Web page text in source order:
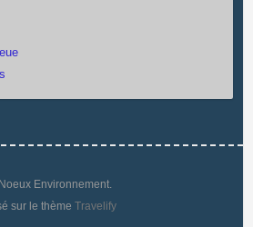
Environnement.
sur le thème Travelify